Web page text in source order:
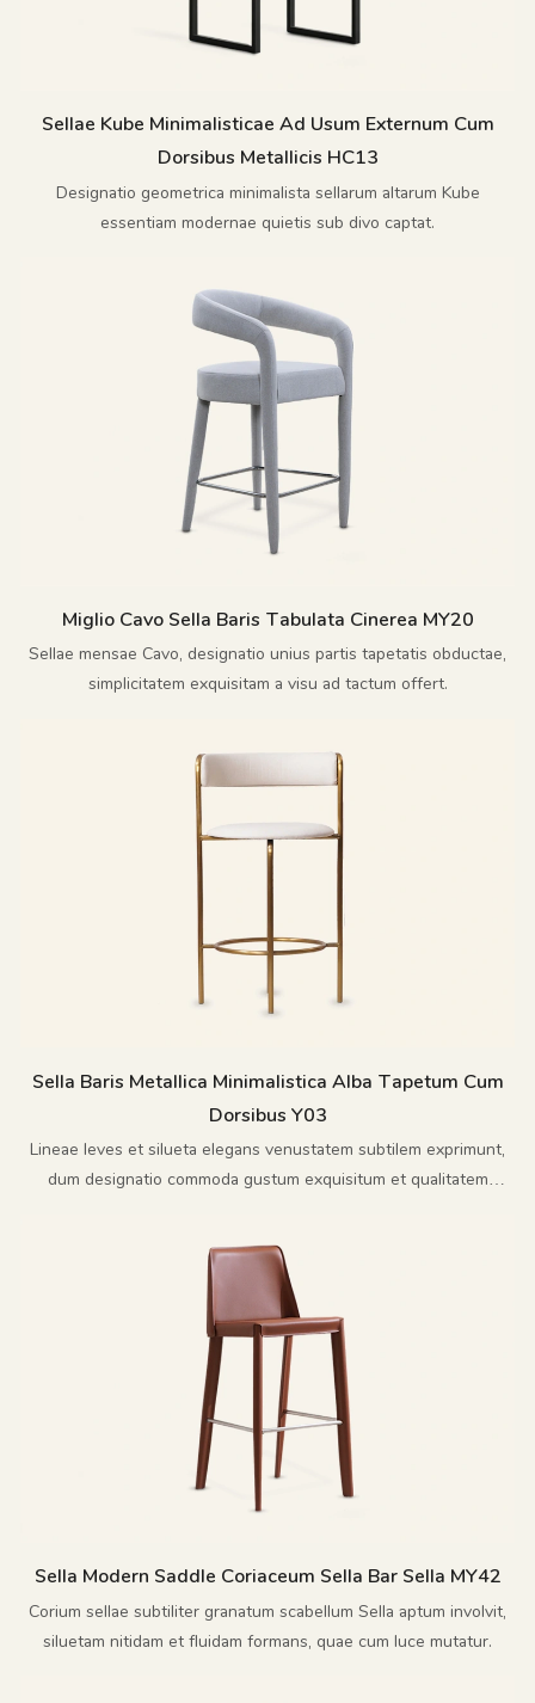
Sellae Kube Minimalisticae Ad Usum Externum Cum
Dorsibus Metallicis HC13
Designatio geometrica minimalista sellarum altarum Kube
essentiam modernae quietis sub divo captat.
Miglio Cavo Sella Baris Tabulata Cinerea MY20
Sellae mensae Cavo, designatio unius partis tapetatis obductae,
simplicitatem exquisitam a visu ad tactum offert.
Sella Baris Metallica Minimalistica Alba Tapetum Cum
Dorsibus Y03
Lineae leves et silueta elegans venustatem subtilem exprimunt,
dum designatio commoda gustum exquisitum et qualitatem
Sella Modern Saddle Coriaceum Sella Bar Sella MY42
Corium sellae subtiliter granatum scabellum Sella aptum involvit,
siluetam nitidam et fluidam formans, quae cum luce mutatur.